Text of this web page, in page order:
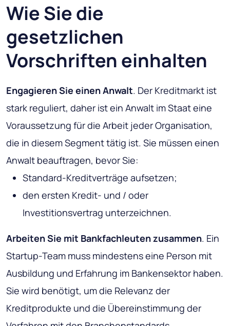
Wie Sie die
gesetzlichen
Vorschriften einhalten
Engagieren Sie einen Anwalt. Der Kreditmarkt ist
stark reguliert, daher ist ein Anwalt im Staat eine
Voraussetzung für die Arbeit jeder Organisation,
die in diesem Segment tätig ist. Sie müssen einen
Anwalt beauftragen, bevor Sie:
Standard-Kreditverträge aufsetzen;
den ersten Kredit- und / oder
Investitionsvertrag unterzeichnen.
Arbeiten Sie mit Bankfachleuten zusammen. Ein
Startup-Team muss mindestens eine Person mit
Ausbildung und Erfahrung im Bankensektor haben.
Sie wird benötigt, um die Relevanz der
Kreditprodukte und die Übereinstimmung der